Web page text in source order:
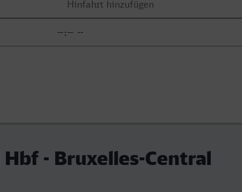
- Bruxelles-Central